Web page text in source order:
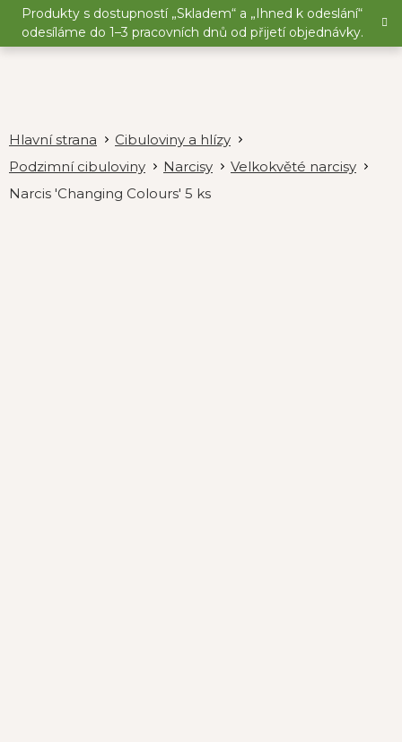
Přejít
obsah
Produkty s dostupností „Skladem“ a „Ihned k odeslání“
odesíláme do 1–3 pracovních dnů od přijetí objednávky.
Cibuloviny a hlízy
Podzimní cibuloviny
Narcisy
Velkokvěté narcisy
Narcis 'Changing Colours' 5 ks